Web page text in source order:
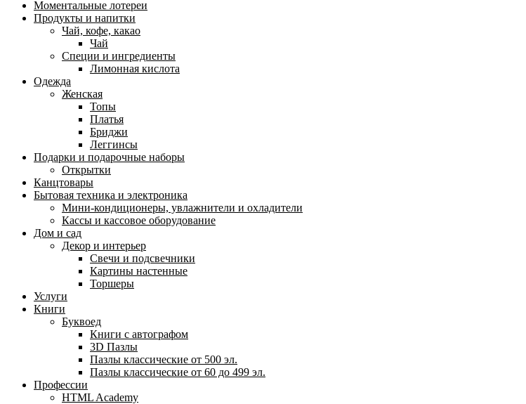
Моментальные лотереи
Продукты и напитки
Чай, кофе, какао
Чай
Специи и ингредиенты
Лимонная кислота
Одежда
Женская
Топы
Платья
Бриджи
Леггинсы
Подарки и подарочные наборы
Открытки
Канцтовары
Бытовая техника и электроника
Мини-кондиционеры, увлажнители и охладители
Кассы и кассовое оборудование
Дом и сад
Декор и интерьер
Свечи и подсвечники
Картины настенные
Торшеры
Услуги
Книги
Буквоед
Книги с автографом
3D Пазлы
Пазлы классические от 500 эл.
Пазлы классические от 60 до 499 эл.
Профессии
HTML Academy